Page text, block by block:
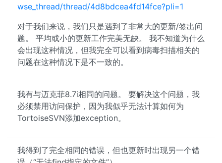
wse_thread/thread/4d8bdcea4fd14fce?pli=1
对于我们来说，我们只是遇到了非常大的更新/签出问
题。 平均或小的更新工作完美无缺。 我不知道为什么
会出现这种情况，但我完全可以看到病毒扫描相关的
问题在这种情况下是不一致的。
我有与迈克菲8.7i相同的问题。 要解决这个问题，我
必须禁用访问保护，因为我似乎无法计算如何为
TortoiseSVN添加exception。
我得到了完全相同的错误，但也更新时出现另一个错